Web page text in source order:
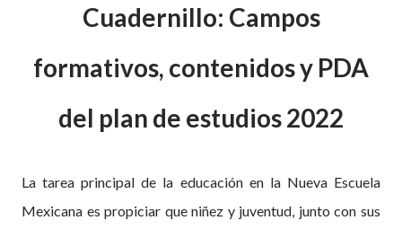
Cuadernillo: Campos
formativos, contenidos y PDA
del plan de estudios 2022
La tarea principal de la educación en la Nueva Escuela
Mexicana es propiciar que niñez y juventud, junto con sus